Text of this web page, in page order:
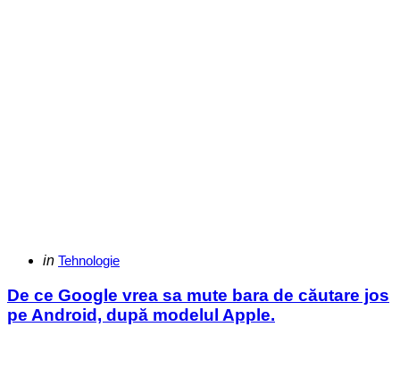
Categories
Posted
in Tehnologie
De ce Google vrea sa mute bara de căutare jos
pe Android, după modelul Apple.